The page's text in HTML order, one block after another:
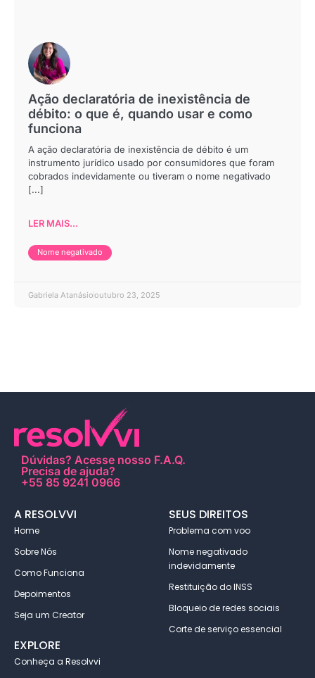
Ação declaratória de inexistência de
débito: o que é, quando usar e como
funciona
A ação declaratória de inexistência de débito é um
instrumento jurídico usado por consumidores que foram
cobrados indevidamente ou tiveram o nome negativado
[...]
LER MAIS...
Nome negativado
Gabriela Atanásiooutubro 23, 2025
Dúvidas? Acesse nosso F.A.Q.
Precisa de ajuda?
+55 85 9241 0966
A RESOLVVI
Home
Sobre Nós
Como Funciona
Depoimentos
Seja um Creator
SEUS DIREITOS
Problema com voo
Nome negativado
indevidamente
Restituição do INSS
Bloqueio de redes sociais
Corte de serviço essencial
EXPLORE
Conheça a Resolvvi